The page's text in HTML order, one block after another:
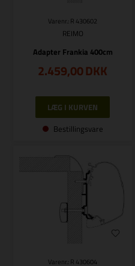
Varenr.: R 430602
REIMO
Adapter Frankia 400cm
2.459,00DKK
Bestillingsvare
Varenr.: R 430604